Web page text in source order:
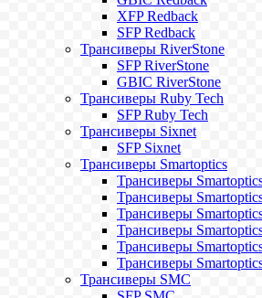
XFP Redback
SFP Redback
Трансиверы RiverStone
SFP RiverStone
GBIC RiverStone
Трансиверы Ruby Tech
SFP Ruby Tech
Трансиверы Sixnet
SFP Sixnet
Трансиверы Smartoptics
Трансиверы
Трансиверы
Трансиверы
Трансиверы
Трансиверы
Трансиверы
Трансиверы SMC